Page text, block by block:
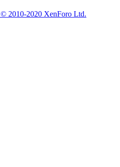
© 2010-2020 XenForo Ltd.